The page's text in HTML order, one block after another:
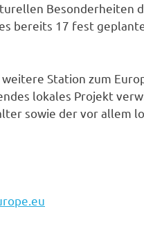
Besonderheiten
bereits 17 fest
Station zum
lokales Projekt
sowie der vor allem